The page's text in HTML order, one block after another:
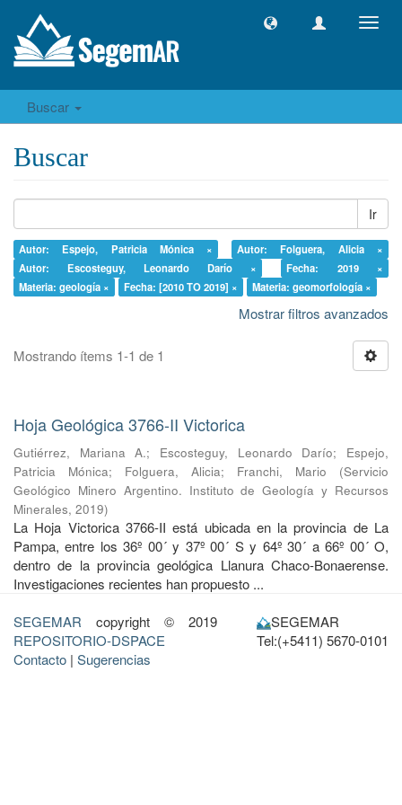
Buscar
Buscar
Ir
Autor: Espejo, Patricia Mónica ×
Autor: Folguera, Alicia ×
Autor: Escosteguy, Leonardo Darío ×
Fecha: 2019 ×
Materia: geología ×
Fecha: [2010 TO 2019] × Materia: geomorfología ×
Mostrar filtros avanzados
Mostrando ítems 1-1 de 1
Hoja Geológica 3766-II Victorica
Gutiérrez, Mariana A.; Escosteguy, Leonardo Darío; Espejo,
Patricia Mónica; Folguera, Alicia; Franchi, Mario (Servicio
Geológico Minero Argentino. Instituto de Geología y Recursos
Minerales, 2019)
La Hoja Victorica 3766-II está ubicada en la provincia de La
Pampa, entre los 36º 00´ y 37º 00´ S y 64º 30´ a 66º 00´ O,
dentro de la provincia geológica Llanura Chaco-Bonaerense.
Investigaciones recientes han propuesto ...
SEGEMAR copyright © 2019
REPOSITORIO-DSPACE
Contacto | Sugerencias
SEGEMAR
Tel:(+5411) 5670-0101